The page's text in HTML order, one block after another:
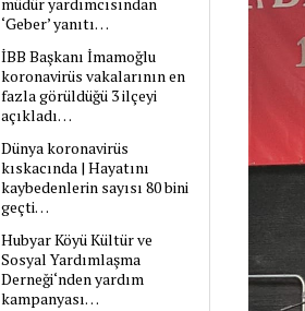
‘Geber’ yanıtı…
İBB Başkanı İmamoğlu
koronavirüs vakalarının en
fazla görüldüğü 3 ilçeyi
açıkladı…
Dünya koronavirüs
kıskacında | Hayatını
kaybedenlerin sayısı 80 bini
geçti…
Hubyar Köyü Kültür ve
Sosyal Yardımlaşma
Derneği‘nden yardım
kampanyası…